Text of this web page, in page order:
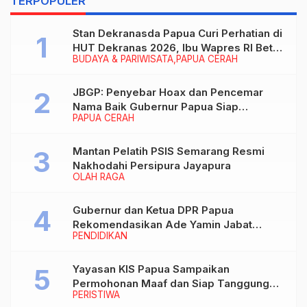
BUDAYA & PARIWISATA PAPUA CERAH
Stan Dekranasda Papua Curi Perhatian di
HUT Dekranas 2026, Ibu Wapres RI Betah
Menikmati Karya Perajin
PAPUA CERAH
JBGP: Penyebar Hoax dan Pencemar
Nama Baik Gubernur Papua Siap
Berhadapan dengan Hukum!
OLAH RAGA
Mantan Pelatih PSIS Semarang Resmi
Nakhodahi Persipura Jayapura
PENDIDIKAN
Gubernur dan Ketua DPR Papua
Rekomendasikan Ade Yamin Jabat
Rektor IAIN Fattahul Muluk Papua
PERISTIWA
Yayasan KIS Papua Sampaikan
Permohonan Maaf dan Siap Tanggung
Biaya Korban Dugaan Keracunan MBG di